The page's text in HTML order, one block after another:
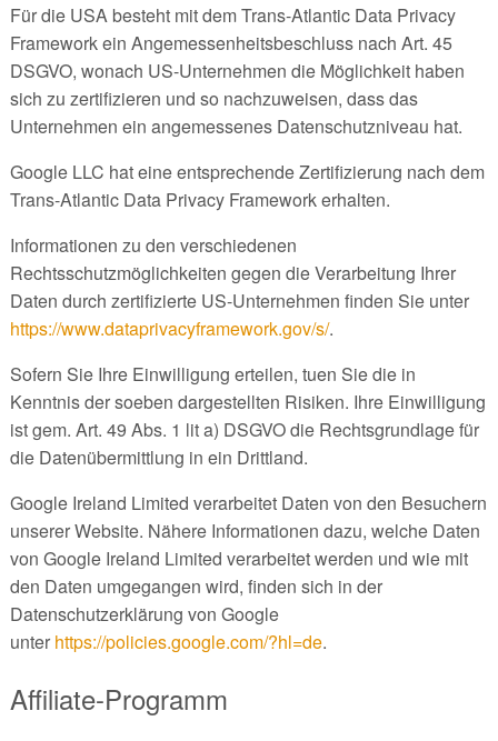
Für die USA besteht mit dem Trans-Atlantic Data Privacy
Framework ein Angemessenheitsbeschluss nach Art. 45
DSGVO, wonach US-Unternehmen die Möglichkeit haben
sich zu zertifizieren und so nachzuweisen, dass das
Unternehmen ein angemessenes Datenschutzniveau hat.
Google LLC hat eine entsprechende Zertifizierung nach dem
Trans-Atlantic Data Privacy Framework erhalten.
Informationen zu den verschiedenen
Rechtsschutzmöglichkeiten gegen die Verarbeitung Ihrer
Daten durch zertifizierte US-Unternehmen finden Sie unter
https://www.dataprivacyframework.gov/s/.
Sofern Sie Ihre Einwilligung erteilen, tuen Sie die in
Kenntnis der soeben dargestellten Risiken. Ihre Einwilligung
ist gem. Art. 49 Abs. 1 lit a) DSGVO die Rechtsgrundlage für
die Datenübermittlung in ein Drittland.
Google Ireland Limited verarbeitet Daten von den Besuchern
unserer Website. Nähere Informationen dazu, welche Daten
von Google Ireland Limited verarbeitet werden und wie mit
den Daten umgegangen wird, finden sich in der
Datenschutzerklärung von Google
unter https://policies.google.com/?hl=de.
Affiliate-Programm